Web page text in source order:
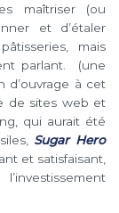
maîtriser (ou
et d’étaler
mais
parlant. (une
d’ouvrage à cet
de sites web et
qui aurait été
Sugar Hero
et satisfaisant,